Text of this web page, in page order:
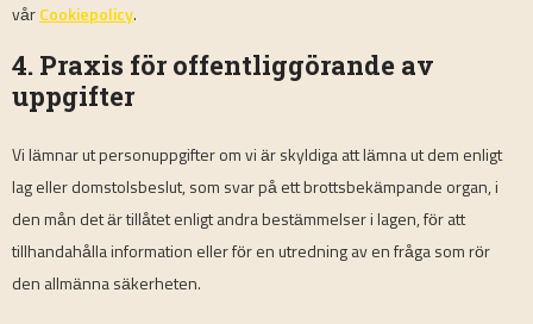
vår Cookiepolicy.
4. Praxis för offentliggörande av
uppgifter
Vi lämnar ut personuppgifter om vi är skyldiga att lämna ut dem enligt
lag eller domstolsbeslut, som svar på ett brottsbekämpande organ, i
den mån det är tillåtet enligt andra bestämmelser i lagen, för att
tillhandahålla information eller för en utredning av en fråga som rör
den allmänna säkerheten.